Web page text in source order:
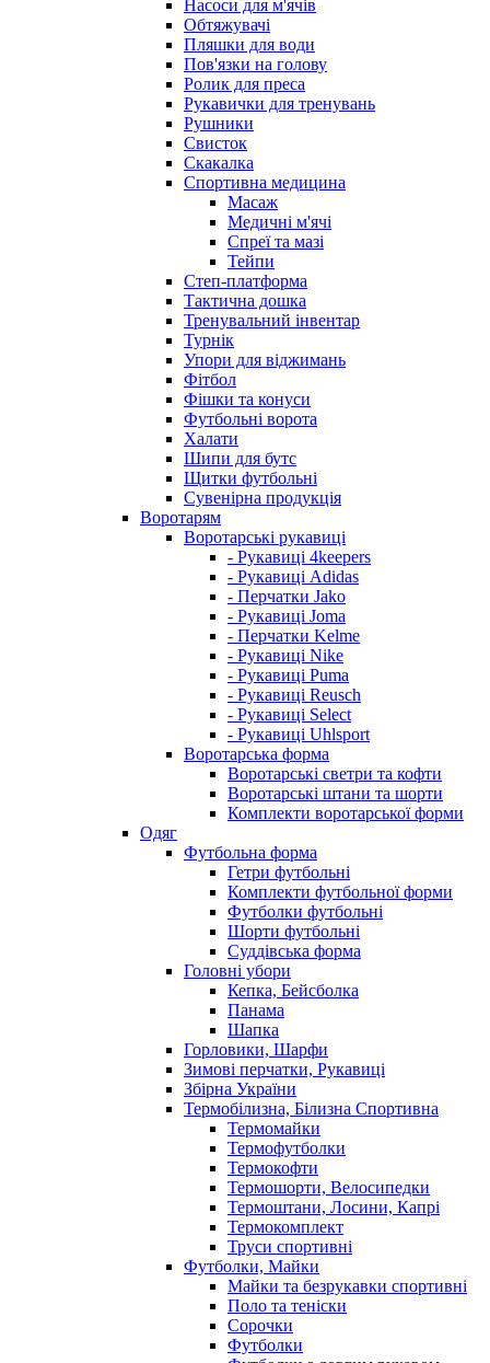
Насоси для м'ячів
Обтяжувачі
Пляшки для води
Пов'язки на голову
Ролик для преса
Рукавички для тренувань
Рушники
Свисток
Скакалка
Спортивна медицина
Масаж
Медичні м'ячі
Спреї та мазі
Тейпи
Степ-платформа
Тактична дошка
Тренувальний інвентар
Турнік
Упори для віджимань
Фітбол
Фішки та конуси
Футбольні ворота
Халати
Шипи для бутс
Щитки футбольні
Сувенірна продукція
Воротарям
Воротарські рукавиці
- Рукавиці 4keepers
- Рукавиці Adidas
- Перчатки Jako
- Рукавиці Joma
- Перчатки Kelme
- Рукавиці Nike
- Рукавиці Puma
- Рукавиці Reusch
- Рукавиці Select
- Рукавиці Uhlsport
Воротарська форма
Воротарські светри та кофти
Воротарські штани та шорти
Комплекти воротарської форми
Одяг
Футбольна форма
Гетри футбольні
Комплекти футбольної форми
Футболки футбольні
Шорти футбольні
Суддівська форма
Головні убори
Кепка, Бейсболка
Панама
Шапка
Горловики, Шарфи
Зимові перчатки, Рукавиці
Збірна України
Термобілизна, Білизна Спортивна
Термомайки
Термофутболки
Термокофти
Термошорти, Велосипедки
Термоштани, Лосини, Капрі
Термокомплект
Труси спортивні
Футболки, Майки
Майки та безрукавки спортивні
Поло та теніски
Сорочки
Футболки